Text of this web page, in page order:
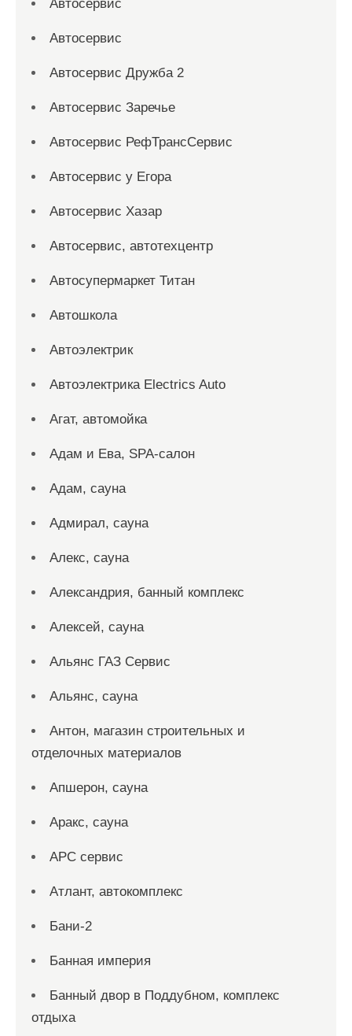
Автосервис
Автосервис
Автосервис Дружба 2
Автосервис Заречье
Автосервис РефТрансСервис
Автосервис у Егора
Автосервис Хазар
Автосервис, автотехцентр
Автосупермаркет Титан
Автошкола
Автоэлектрик
Автоэлектрика Electrics Auto
Агат, автомойка
Адам и Ева, SPA-салон
Адам, сауна
Адмирал, сауна
Алекс, сауна
Александрия, банный комплекс
Алексей, сауна
Альянс ГАЗ Сервис
Альянс, сауна
Антон, магазин строительных и
отделочных материалов
Апшерон, сауна
Аракс, сауна
АРС сервис
Атлант, автокомплекс
Бани-2
Банная империя
Банный двор в Поддубном, комплекс
отдыха